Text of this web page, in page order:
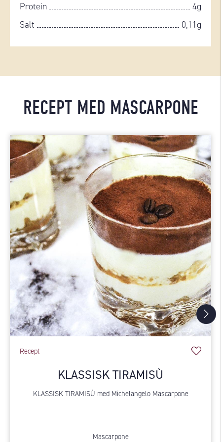
Protein
4g
Salt
0,11g
RECEPT MED MASCARPONE
Recept
KLASSISK TIRAMISÙ
KLASSISK TIRAMISÙ med Michelangelo Mascarpone
Mascarpone